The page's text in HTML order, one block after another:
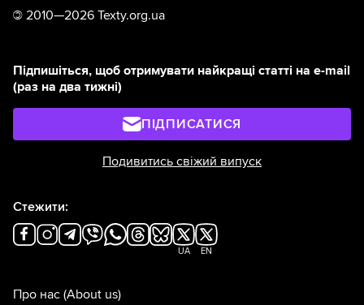
© 2010—2026 Texty.org.ua
Підпишіться, щоб отримувати найкращі статті на e-mail
(раз на два тижні)
ПІДПИСАТИСЯ
Подивитись свіжий випуск
Стежити:
UA EN
Про нас (About us)